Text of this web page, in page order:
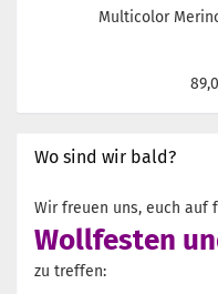
Multicolor
Wo sind wir bald?
Wir freuen uns, euch auf
Wollfesten
zu treffen: